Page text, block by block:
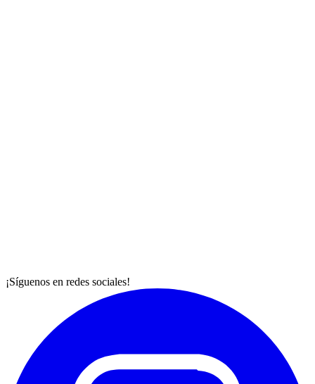
¡Síguenos en redes sociales!